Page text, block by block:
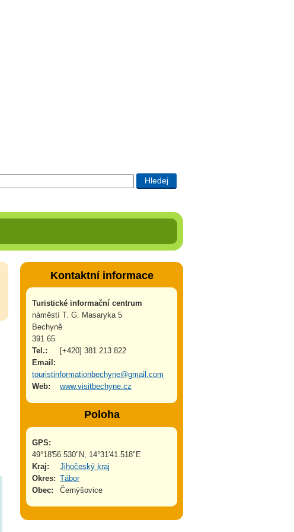
Kontaktní informace
Turistické informační centrum
náměstí T. G. Masaryka 5
Bechyně
391 65
Tel.:
[+420] 381 213 822
Email:
touristinformationbechyne@gmail.com
Web:
www.visitbechyne.cz
Poloha
GPS:
49°18'56.530"N, 14°31'41.518"E
Kraj:
Jihočeský kraj
Okres: Tábor
Obec:
Černýšovice